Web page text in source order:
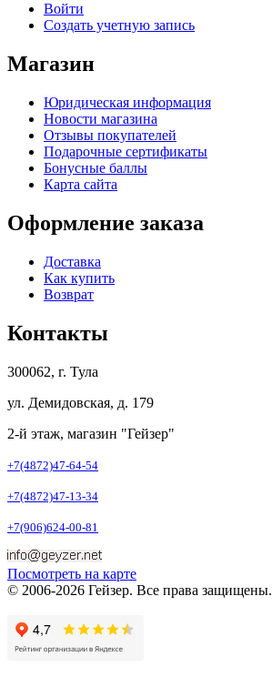
Войти
Создать учетную запись
Магазин
Юридическая информация
Новости магазина
Отзывы покупателей
Подарочные сертификаты
Бонусные баллы
Карта сайта
Оформление заказа
Доставка
Как купить
Возврат
Контакты
300062, г. Тула
ул. Демидовская, д. 179
2-й этаж, магазин "Гейзер"
+7(4872)47-64-54
+7(4872)47-13-34
+7(906)624-00-81
Посмотреть на карте
© 2006-2026 Гейзер. Все права защищены.